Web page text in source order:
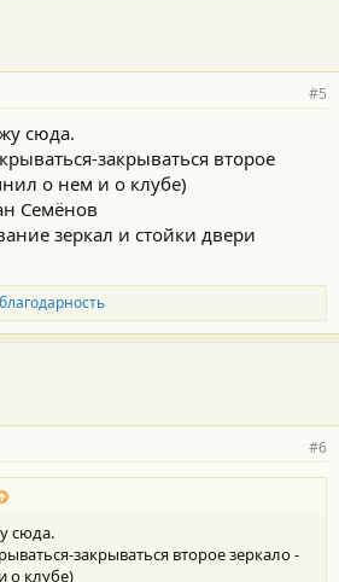
#5
сюда.
закрываться второе
о нем и о клубе)
Семёнов
зеркал и стойки двери
#6
сюда.
закрываться второе зеркало -
о клубе)